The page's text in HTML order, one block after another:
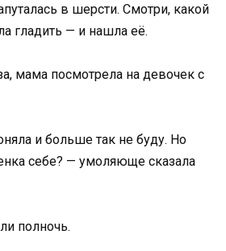
в шерсти. Смотри, какой
гладить — и нашла её.
мама посмотрела на девочек с
и больше так не буду. Но
себе? — умоляюще сказала
полночь.